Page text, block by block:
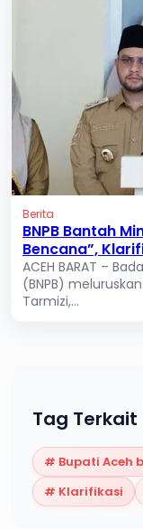
Berita
BNPB Bantah
Bencana”,
ACEH BARAT –
(BNPB)
Tarmizi,...
Tag Terkait
# Bupati Aceh
# Klarifikasi